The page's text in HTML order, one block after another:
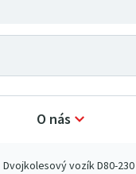
O nás
Dvojkolesový vozík D80-230